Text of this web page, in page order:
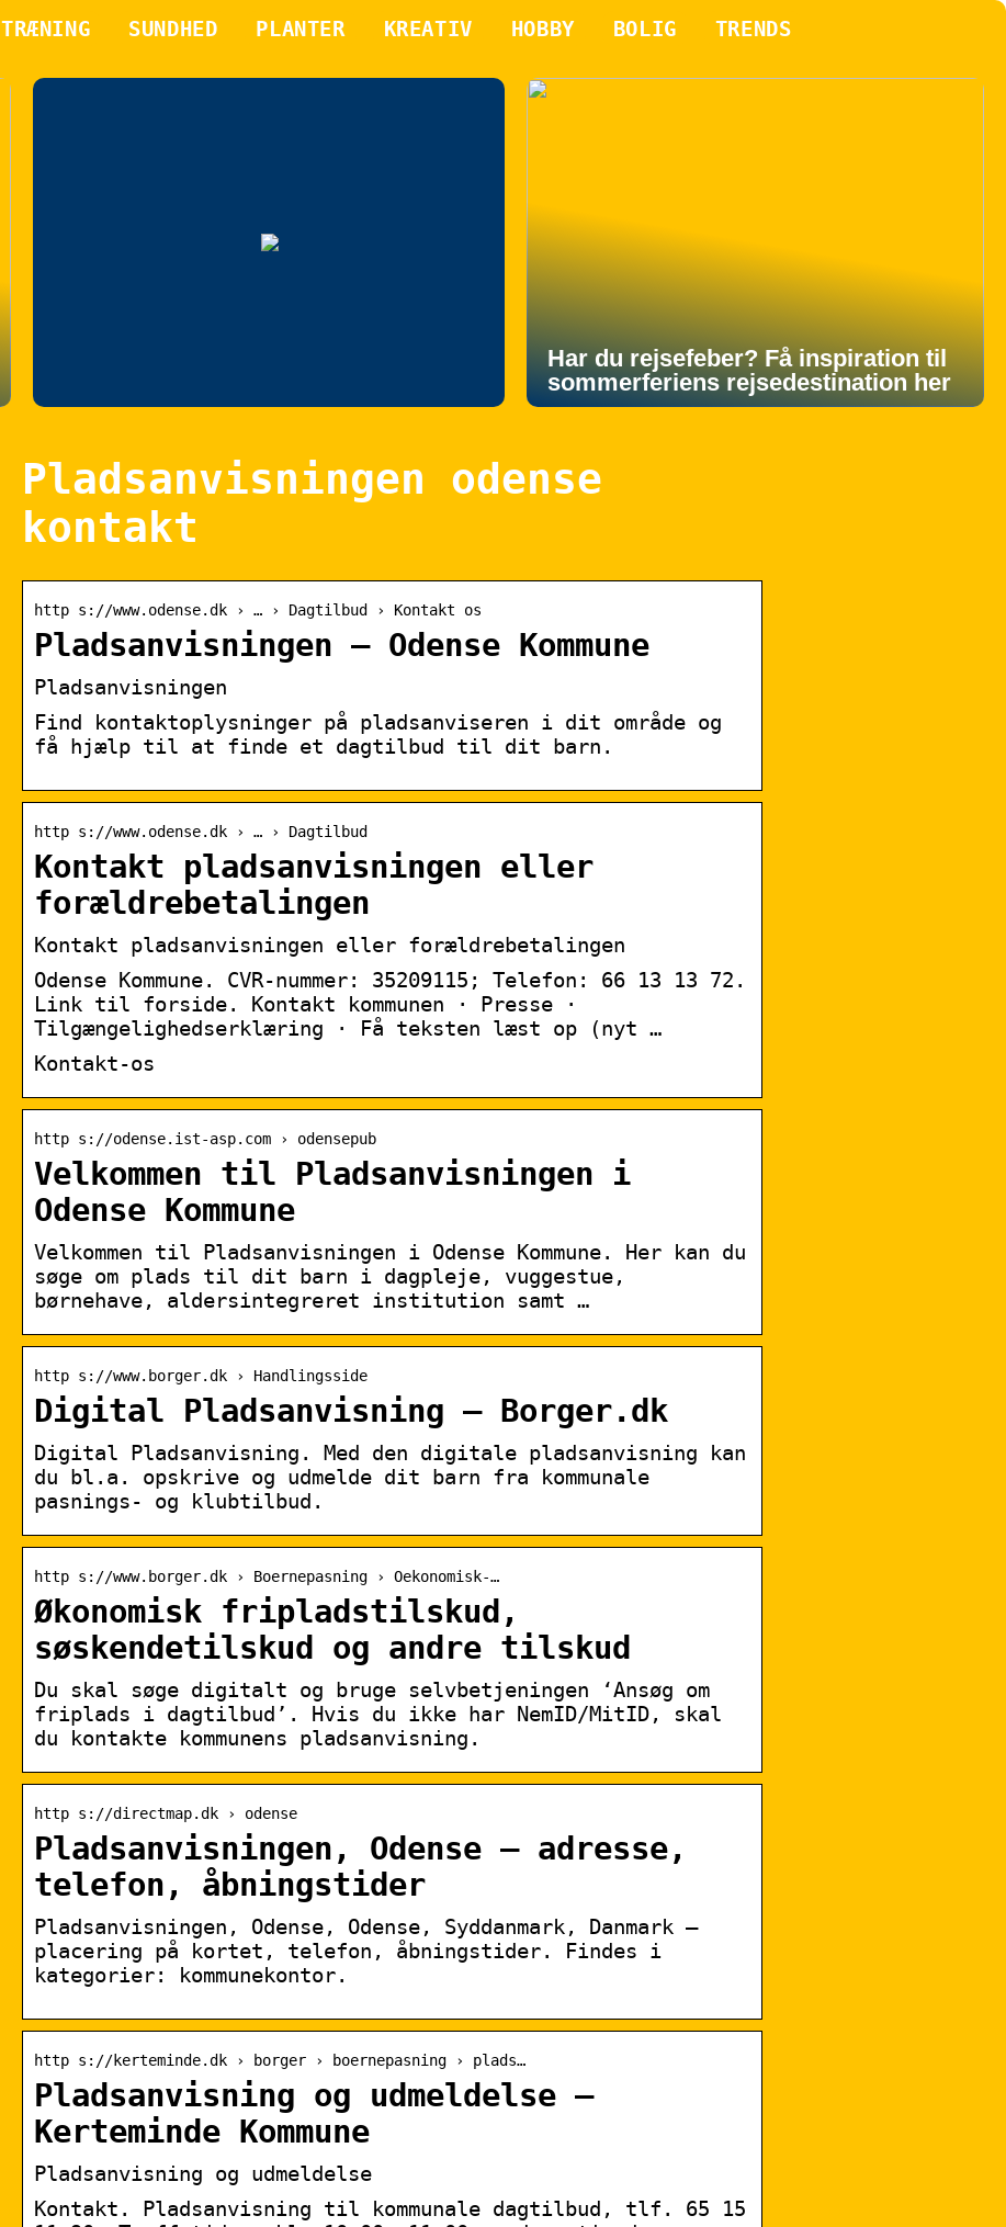
TRÆNING SUNDHED PLANTER KREATIV HOBBY BOLIG TRENDS
Har du rejsefeber? Få inspiration til
sommerferiens rejsedestination her
Pladsanvisningen odense
kontakt
http s://www.odense.dk › … › Dagtilbud › Kontakt os
Pladsanvisningen – Odense Kommune
Pladsanvisningen
Find kontaktoplysninger på pladsanviseren i dit område og
få hjælp til at finde et dagtilbud til dit barn.
http s://www.odense.dk › … › Dagtilbud
Kontakt pladsanvisningen eller
forældrebetalingen
Kontakt pladsanvisningen eller forældrebetalingen
Odense Kommune. CVR-nummer: 35209115; Telefon: 66 13 13 72.
Link til forside. Kontakt kommunen · Presse ·
Tilgængelighedserklæring · Få teksten læst op (nyt …
Kontakt-os
http s://odense.ist-asp.com › odensepub
Velkommen til Pladsanvisningen i
Odense Kommune
Velkommen til Pladsanvisningen i Odense Kommune. Her kan du
søge om plads til dit barn i dagpleje, vuggestue,
børnehave, aldersintegreret institution samt …
http s://www.borger.dk › Handlingsside
Digital Pladsanvisning – Borger.dk
Digital Pladsanvisning. Med den digitale pladsanvisning kan
du bl.a. opskrive og udmelde dit barn fra kommunale
pasnings- og klubtilbud.
http s://www.borger.dk › Boernepasning › Oekonomisk-…
Økonomisk fripladstilskud,
søskendetilskud og andre tilskud
Du skal søge digitalt og bruge selvbetjeningen ‘Ansøg om
friplads i dagtilbud’. Hvis du ikke har NemID/MitID, skal
du kontakte kommunens pladsanvisning.
http s://directmap.dk › odense
Pladsanvisningen, Odense — adresse,
telefon, åbningstider
Pladsanvisningen, Odense, Odense, Syddanmark, Danmark —
placering på kortet, telefon, åbningstider. Findes i
kategorier: kommunekontor.
http s://kerteminde.dk › borger › boernepasning › plads…
Pladsanvisning og udmeldelse –
Kerteminde Kommune
Pladsanvisning og udmeldelse
Kontakt. Pladsanvisning til kommunale dagtilbud, tlf. 65 15